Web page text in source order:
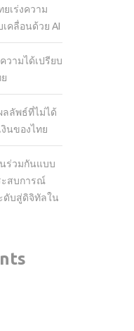
เร่งความ
คลื่อนด้วย AI
วามได้เปรียบ
ลลัพธ์ที่ไม่ได้
นของไทย
ร่วมกันแบบ
ะสบการณ์
ดับสู่ดิจิทัลใน